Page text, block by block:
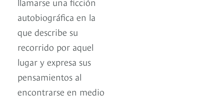
autobiográfica en la
que describe su
recorrido por aquel
lugar y expresa sus
pensamientos al
encontrarse en medio